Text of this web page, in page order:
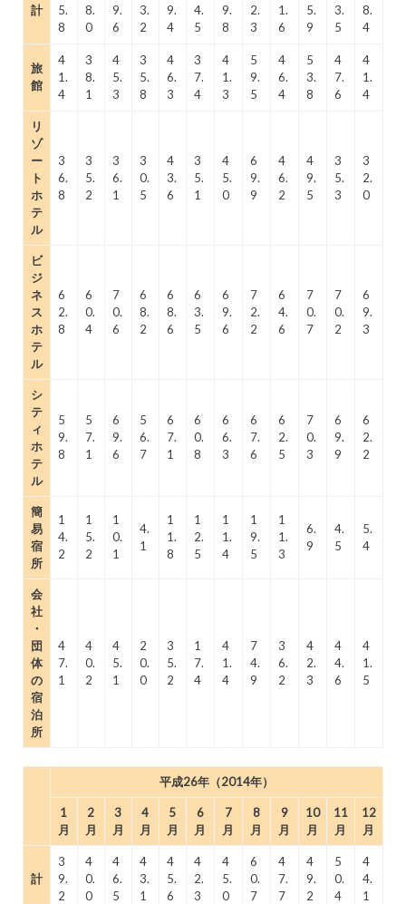
計
5.
8
8.
0
9.
6
3.
2
9.
4
4.
5
9.
8
2.
3
1.
6
5.
9
3.
5
8.
4
旅
館
4
1.
4
3
8.
1
4
5.
3
3
5.
8
4
6.
3
3
7.
4
4
1.
3
5
9.
5
4
6.
4
5
3.
8
4
7.
6
4
1.
4
リ
ゾ
ー
ト
ホ
テ
ル
3
6.
8
3
5.
2
3
6.
1
3
0.
5
4
3.
6
3
5.
1
4
5.
0
6
9.
9
4
6.
2
4
9.
5
3
5.
3
3
2.
0
ビ
ジ
ネ
ス
ホ
テ
ル
6
2.
8
6
0.
4
7
0.
6
6
8.
2
6
8.
6
6
3.
5
6
9.
6
7
2.
2
6
4.
6
7
0.
7
7
0.
2
6
9.
3
シ
テ
ィ
ホ
テ
ル
5
9.
8
5
7.
1
6
9.
6
5
6.
7
6
7.
1
6
0.
8
6
6.
3
6
7.
6
6
2.
5
7
0.
3
6
9.
9
6
2.
2
簡
易
宿
所
1
4.
2
1
5.
2
1
0.
1
4.
1
1
1.
8
1
2.
5
1
1.
4
1
9.
5
1
1.
3
6.
9
4.
5
5.
4
会
社
・
団
体
の
宿
泊
所
4
7.
1
4
0.
2
4
5.
1
2
0.
0
3
5.
2
1
7.
4
4
1.
4
7
4.
9
3
6.
2
4
2.
3
4
4.
6
4
1.
5
平成26年（2014年）
1
月
2
月
3
月
4
月
5
月
6
月
7
月
8
月
9
月
10
月
11
月
12
月
計
3
9.
2
4
0.
0
4
6.
5
4
3.
1
4
5.
6
4
2.
3
4
5.
0
6
0.
7
4
7.
7
4
9.
2
5
0.
4
4
4.
1